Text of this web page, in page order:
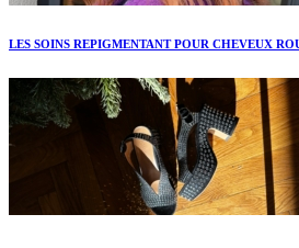
LES SOINS REPIGMENTANT POUR CHEVEUX